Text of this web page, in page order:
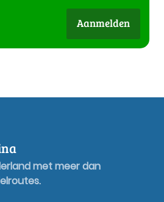
Aanmelden
met meer dan